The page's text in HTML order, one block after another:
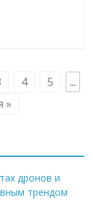
4 5
...
»
дронов и
трендом